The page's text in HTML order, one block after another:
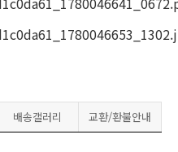
배송갤러리 교환/환불안내